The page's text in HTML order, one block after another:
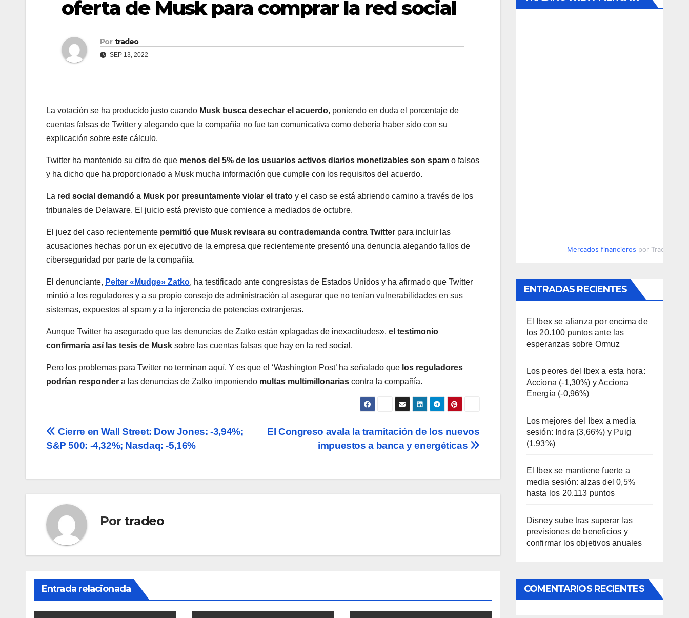
oferta de Musk para comprar la red social
Por tradeo
SEP 13, 2022
La votación se ha producido justo cuando Musk busca desechar el acuerdo, poniendo en duda el porcentaje de
cuentas falsas de Twitter y alegando que la compañía no fue tan comunicativa como debería haber sido con su
explicación sobre este cálculo.
Twitter ha mantenido su cifra de que menos del 5% de los usuarios activos diarios monetizables son spam o falsos
y ha dicho que ha proporcionado a Musk mucha información que cumple con los requisitos del acuerdo.
La red social demandó a Musk por presuntamente violar el trato y el caso se está abriendo camino a través de los
tribunales de Delaware. El juicio está previsto que comience a mediados de octubre.
El juez del caso recientemente permitió que Musk revisara su contrademanda contra Twitter para incluir las
acusaciones hechas por un ex ejecutivo de la empresa que recientemente presentó una denuncia alegando fallos de
ciberseguridad por parte de la compañía.
El denunciante, Peiter «Mudge» Zatko, ha testificado ante congresistas de Estados Unidos y ha afirmado que Twitter
mintió a los reguladores y a su propio consejo de administración al asegurar que no tenían vulnerabilidades en sus
sistemas, expuestos al spam y a la injerencia de potencias extranjeras.
Aunque Twitter ha asegurado que las denuncias de Zatko están «plagadas de inexactitudes», el testimonio
confirmaría así las tesis de Musk sobre las cuentas falsas que hay en la red social.
Pero los problemas para Twitter no terminan aquí. Y es que el ‘Washington Post’ ha señalado que los reguladores
podrían responder a las denuncias de Zatko imponiendo multas multimillonarias contra la compañía.
Navegación
entradas
El Congreso avala la tramitación de los nuevos
impuestos a banca y energéticas
Cierre en Wall Street: Dow Jones: -3,94%;
S&P 500: -4,32%; Nasdaq: -5,16%
Por tradeo
Entrada relacionada
Mercados financieros por
ENTRADAS RECIENTES
El Ibex se afianza por encima de
los 20.100 puntos ante las
esperanzas sobre Ormuz
Los peores del Ibex a esta hora:
Acciona (-1,30%) y Acciona
Energía (-0,96%)
Los mejores del Ibex a media
sesión: Indra (3,66%) y Puig
(1,93%)
El Ibex se mantiene fuerte a
media sesión: alzas del 0,5%
hasta los 20.113 puntos
Disney sube tras superar las
previsiones de beneficios y
confirmar los objetivos anuales
COMENTARIOS RECIENTES